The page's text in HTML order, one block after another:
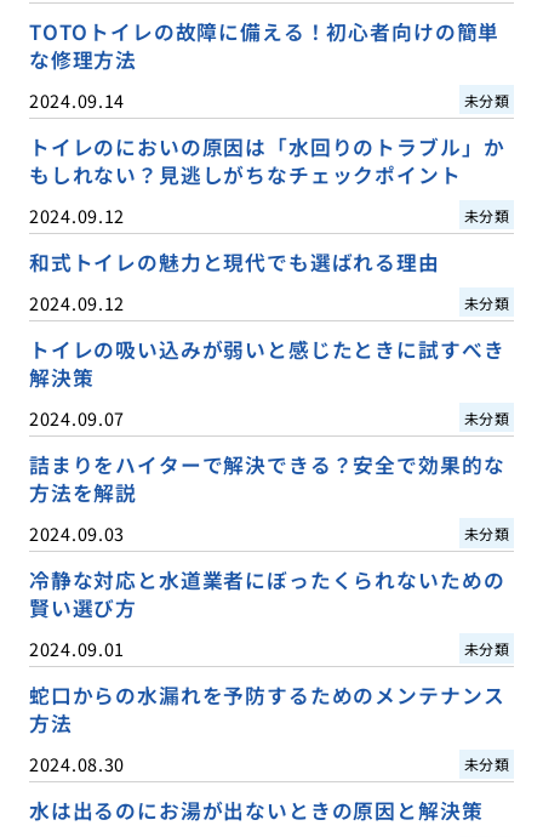
TOTOトイレの故障に備える！初心者向けの簡単
な修理方法
2024.09.14 未分類
トイレのにおいの原因は「水回りのトラブル」か
もしれない？見逃しがちなチェックポイント
2024.09.12 未分類
和式トイレの魅力と現代でも選ばれる理由
2024.09.12 未分類
トイレの吸い込みが弱いと感じたときに試すべき
解決策
2024.09.07 未分類
詰まりをハイターで解決できる？安全で効果的な
方法を解説
2024.09.03 未分類
冷静な対応と水道業者にぼったくられないための
賢い選び方
2024.09.01 未分類
蛇口からの水漏れを予防するためのメンテナンス
方法
2024.08.30 未分類
水は出るのにお湯が出ないときの原因と解決策